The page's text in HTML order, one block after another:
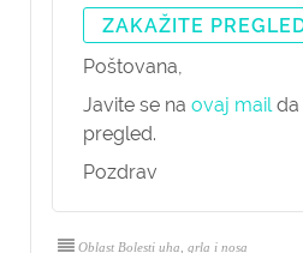
ZAKAŽITE
Poštovana,
Javite se na ovaj mailda
pregled.
Pozdrav
Oblast Bolesti uha, grla i nosa